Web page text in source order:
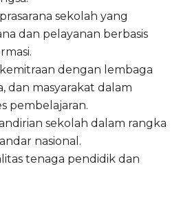
sekolah yang
dan pelayanan berbasis
dengan lembaga
dan masyarakat dalam
pembelajaran.
sekolah dalam rangka
nasional.
tenaga pendidik dan